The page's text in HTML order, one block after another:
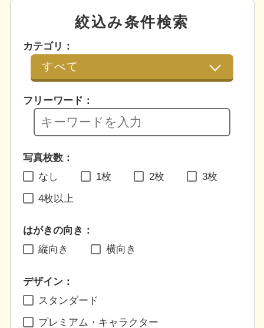
絞込み条件検索
カテゴリ：
フリーワード：
写真枚数：
なし
1枚 2枚 3枚
4枚以上
はがきの向き：
縦向き
横向き
デザイン：
スタンダード
プレミアム・キャラクター